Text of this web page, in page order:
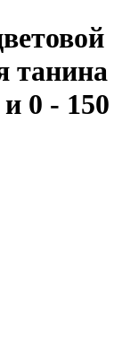
танина
0 - 150